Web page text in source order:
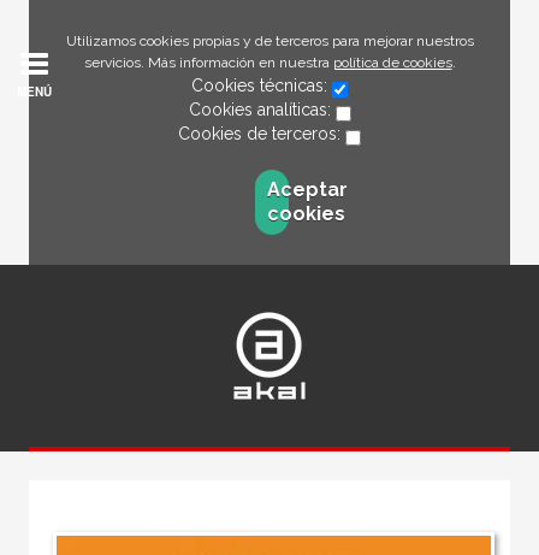
Utilizamos cookies propias y de terceros para mejorar nuestros
servicios. Más información en nuestra política de cookies.
Cookies técnicas:
Cookies analíticas:
Cookies de terceros:
Aceptar
cookies
MENÚ